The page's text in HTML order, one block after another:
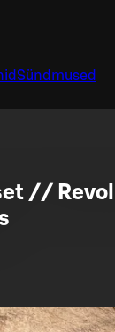
Sündmused
//